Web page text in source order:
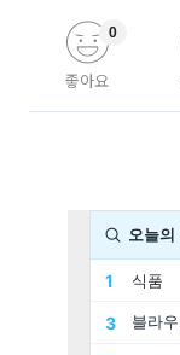
좋아요
0